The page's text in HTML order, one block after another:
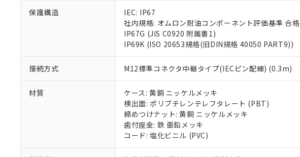
保護構造
IEC: IP67
社内規格: オムロン耐油コンポーネント評価基準 合格
IP67G (JIS C0920 附属書1)
IP69K (ISO 20653規格(旧DIN規格 40050 PART9))
接続方式 M12標準コネクタ中継タイプ(IECピン配線) (0.3m)
材質
ケース: 黄銅 ニッケルメッキ
検出面: ポリブチレンテレフタレート (PBT)
締めつけナット: 黄銅 ニッケルメッキ
歯付座金: 鉄 亜鉛メッキ
コード: 塩化ビニル (PVC)